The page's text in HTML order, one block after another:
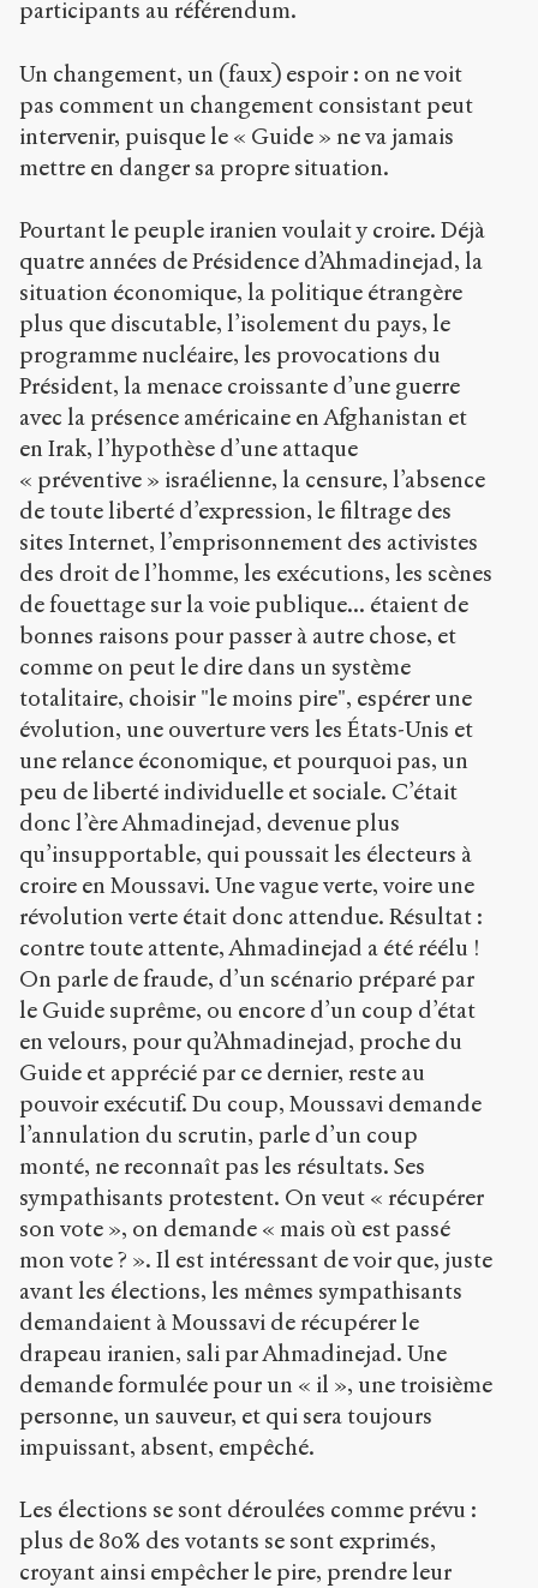
participants au référendum.
Un changement, un (faux) espoir : on ne voit
pas comment un changement consistant peut
intervenir, puisque le « Guide » ne va jamais
mettre en danger sa propre situation.
Pourtant le peuple iranien voulait y croire. Déjà
quatre années de Présidence d’Ahmadinejad, la
situation économique, la politique étrangère
plus que discutable, l’isolement du pays, le
programme nucléaire, les provocations du
Président, la menace croissante d’une guerre
avec la présence américaine en Afghanistan et
en Irak, l’hypothèse d’une attaque
« préventive » israélienne, la censure, l’absence
de toute liberté d’expression, le filtrage des
sites Internet, l’emprisonnement des activistes
des droit de l’homme, les exécutions, les scènes
de fouettage sur la voie publique... étaient de
bonnes raisons pour passer à autre chose, et
comme on peut le dire dans un système
totalitaire, choisir "le moins pire", espérer une
évolution, une ouverture vers les États-Unis et
une relance économique, et pourquoi pas, un
peu de liberté individuelle et sociale. C’était
donc l’ère Ahmadinejad, devenue plus
qu’insupportable, qui poussait les électeurs à
croire en Moussavi. Une vague verte, voire une
révolution verte était donc attendue. Résultat :
contre toute attente, Ahmadinejad a été réélu !
On parle de fraude, d’un scénario préparé par
le Guide suprême, ou encore d’un coup d’état
en velours, pour qu’Ahmadinejad, proche du
Guide et apprécié par ce dernier, reste au
pouvoir exécutif. Du coup, Moussavi demande
l’annulation du scrutin, parle d’un coup
monté, ne reconnaît pas les résultats. Ses
sympathisants protestent. On veut « récupérer
son vote », on demande « mais où est passé
mon vote ? ». Il est intéressant de voir que, juste
avant les élections, les mêmes sympathisants
demandaient à Moussavi de récupérer le
drapeau iranien, sali par Ahmadinejad. Une
demande formulée pour un « il », une troisième
personne, un sauveur, et qui sera toujours
impuissant, absent, empêché.
Les élections se sont déroulées comme prévu :
plus de 80% des votants se sont exprimés,
croyant ainsi empêcher le pire, prendre leur